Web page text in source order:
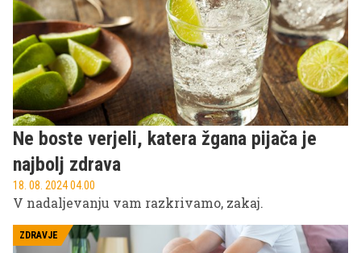
Ne boste verjeli, katera žgana pijača je
najbolj zdrava
18. 08. 2024 04.00
V nadaljevanju vam razkrivamo, zakaj.
ZDRAVJE